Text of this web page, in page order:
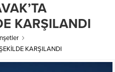
KARŞILANDI
KARŞILANDI